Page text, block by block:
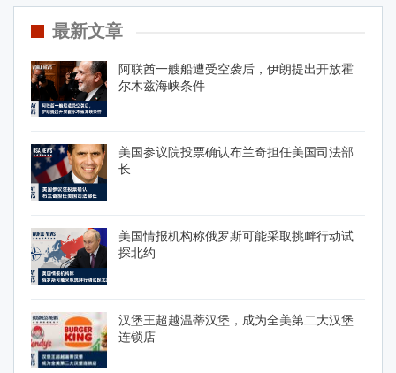
最新文章
阿联酋一艘船遭受空袭后，伊朗提出开放霍
尔木兹海峡条件
美国参议院投票确认布兰奇担任美国司法部
长
美国情报机构称俄罗斯可能采取挑衅行动试
探北约
汉堡王超越温蒂汉堡，成为全美第二大汉堡
连锁店